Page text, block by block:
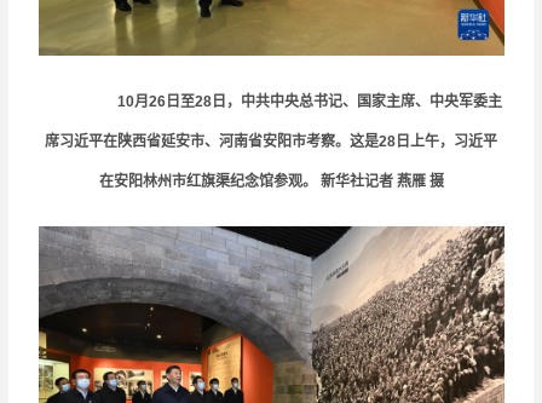
10月26日至28日，中共中央总书记、国家主席、中央军委主
席习近平在陕西省延安市、河南省安阳市考察。这是28日上午，习近平
在安阳林州市红旗渠纪念馆参观。 新华社记者 燕雁摄